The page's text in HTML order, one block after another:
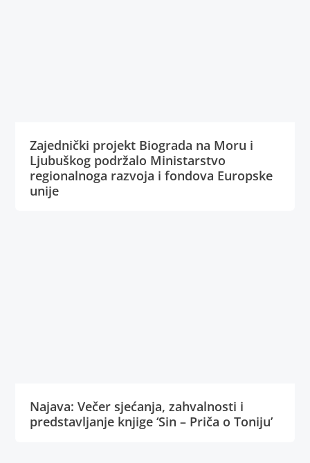
Zajednički projekt Biograda na Moru i
Ljubuškog podržalo Ministarstvo
regionalnoga razvoja i fondova Europske
unije
Najava: Večer sjećanja, zahvalnosti i
predstavljanje knjige ‘Sin – Priča o Toniju’